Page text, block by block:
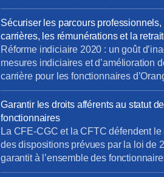
qui s’appliquent aux fonctionnaires de
l’entreprise, avant validation par le
CFE-CGC et la CFTC dénoncent ce
fonctionnement, qui constitue une
principe fondamental du droit : nul ne
à la […]
Sécuriser les parcours professionnels,
carrières, les rémunérations et la
Réforme indiciaire 2020 : un goût
mesures indiciaires et d’amélioration
carrière pour les fonctionnaires
mises en place en décembre 2020, un
la Fonction Publique d’État… et en
côté les statuts de fonction (IV.3 et au-
CFE-CGC Orange et la CFTC
[…]
Garantir les droits afférents au statut des
fonctionnaires
La CFE-CGC et la CFTC défendent le
des dispositions prévues par la loi de
garantit à l’ensemble des
d’Orange qu’ils et elles garderont leur